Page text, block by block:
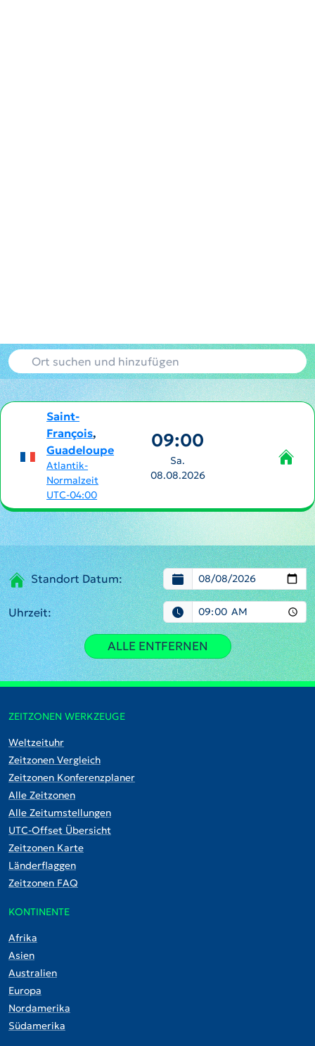
Saint-
François,
Guadeloupe
Atlantik-
Normalzeit
UTC-04:00
09:00
Sa.
08.08.2026
Standort Datum:
Uhrzeit:
ALLE ENTFERNEN
ZEITZONEN WERKZEUGE
Weltzeituhr
Zeitzonen Vergleich
Zeitzonen Konferenzplaner
Alle Zeitzonen
Alle Zeitumstellungen
UTC-Offset Übersicht
Zeitzonen Karte
Länderflaggen
Zeitzonen FAQ
KONTINENTE
Afrika
Asien
Australien
Europa
Nordamerika
Südamerika